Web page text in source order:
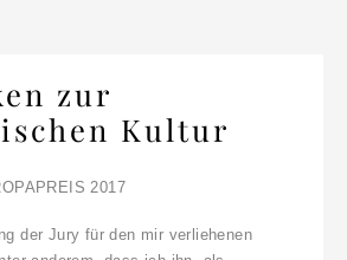
zur
Kultur
2017
der Jury für den mir verliehenen